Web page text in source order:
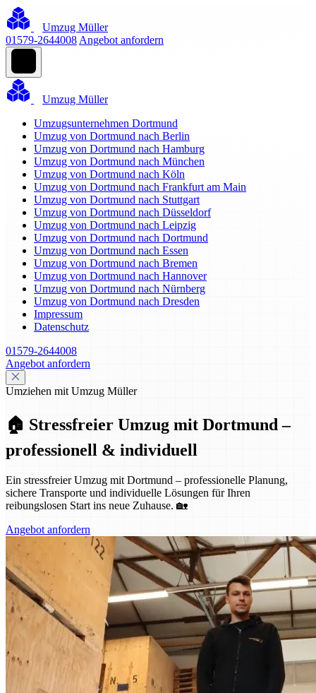
Umzug Müller
01579-2644008 Angebot anfordern
Umzug Müller
Umzugsunternehmen Dortmund
Umzug von Dortmund nach Berlin
Umzug von Dortmund nach Hamburg
Umzug von Dortmund nach München
Umzug von Dortmund nach Köln
Umzug von Dortmund nach Frankfurt am Main
Umzug von Dortmund nach Stuttgart
Umzug von Dortmund nach Düsseldorf
Umzug von Dortmund nach Leipzig
Umzug von Dortmund nach Dortmund
Umzug von Dortmund nach Essen
Umzug von Dortmund nach Bremen
Umzug von Dortmund nach Hannover
Umzug von Dortmund nach Nürnberg
Umzug von Dortmund nach Dresden
Impressum
Datenschutz
01579-2644008
Angebot anfordern
Umziehen mit Umzug Müller
🏠 Stressfreier Umzug mit Dortmund –
professionell & individuell
Ein stressfreier Umzug mit Dortmund – professionelle Planung,
sichere Transporte und individuelle Lösungen für Ihren
reibungslosen Start ins neue Zuhause. 🏡
Angebot anfordern